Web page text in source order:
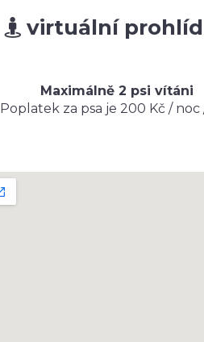
 virtuální
Maximálně 2 psi vítáni
Poplatek za psa je 200 Kč / noc